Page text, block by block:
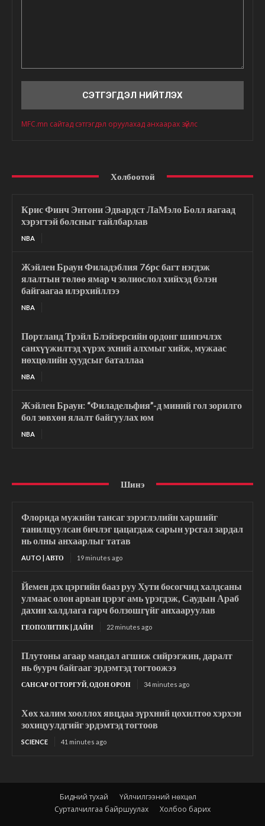
MFC.mn сайтад сэтгэгдэл оруулахад анхаарах зүйлс
Холбоотой
Крис Финч Энтони Эдвардст ЛаМэло Болл яагаад
хэрэгтэй болсныг тайлбарлав
NBA
Жэйлен Браун Филадэблия 76рс багт нэгдэж
ялалтын төлөө ямар ч золиослол хийхэд бэлэн
байгаагаа илэрхийллээ
NBA
Портланд Трэйл Блэйзерсийн ордонг шинэчлэх
санхүүжилтэд хүрэх эхний алхмыг хийж, мужаас
нөхцөлийн хуудсыг баталлаа
NBA
Жэйлен Браун: “Филадельфия”-д миний гол зорилго
бол зөвхөн ялалт байгуулах юм
NBA
Шинэ
Флорида мужийн тансаг зэрэглэлийн харшийг
танилцуулсан бичлэг цацагдаж сарын урсгал зардал
нь олны анхаарлыг татав
AUTO | АВТО 19 minutes ago
Йемен дэх цэргийн бааз руу Хути босогчид халдсаны
улмаас олон арван цэрэг амь үрэгдэж, Саудын Араб
дахин халдлага гарч болзошгүйг анхааруулав
ГЕОПОЛИТИК | ДАЙН 22 minutes ago
Плутоны агаар мандал агшиж сийрэгжин, даралт
нь буурч байгааг эрдэмтэд тогтоожээ
САНСАР ОГТОРГУЙ, ОДОН ОРОН 34 minutes ago
Хөх халим хооллох явцдаа зүрхний цохилтоо хэрхэн
зохицуулдгийг эрдэмтэд тогтоов
SCIENCE 41 minutes ago
Бидний тухай
Үйлчилгээний нөхцөл
Сурталчилгаа байршуулах
Холбоо барих